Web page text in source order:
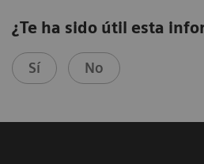
¿Te ha sido útil esta
Sí No